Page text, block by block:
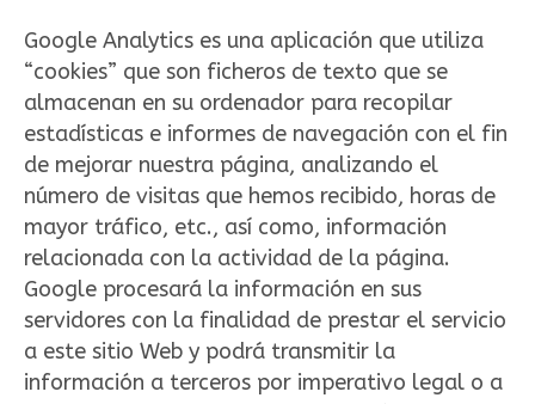
Google Analytics es una aplicación que utiliza
“cookies” que son ficheros de texto que se
almacenan en su ordenador para recopilar
estadísticas e informes de navegación con el fin
de mejorar nuestra página, analizando el
número de visitas que hemos recibido, horas de
mayor tráfico, etc., así como, información
relacionada con la actividad de la página.
Google procesará la información en sus
servidores con la finalidad de prestar el servicio
a este sitio Web y podrá transmitir la
información a terceros por imperativo legal o a